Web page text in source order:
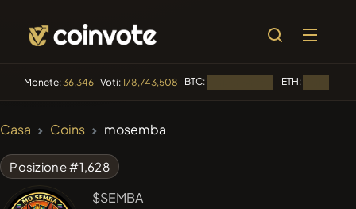
Monete:36,346 Voti:178,743,508 BTC: ETH:
Casa Coins mosemba
Posizione #1,628
$SEMBA